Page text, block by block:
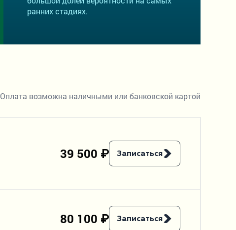
ранних стадиях.
Оплата возможна наличными или банковской картой
39 500 ₽ Записаться
80 100 ₽ Записаться